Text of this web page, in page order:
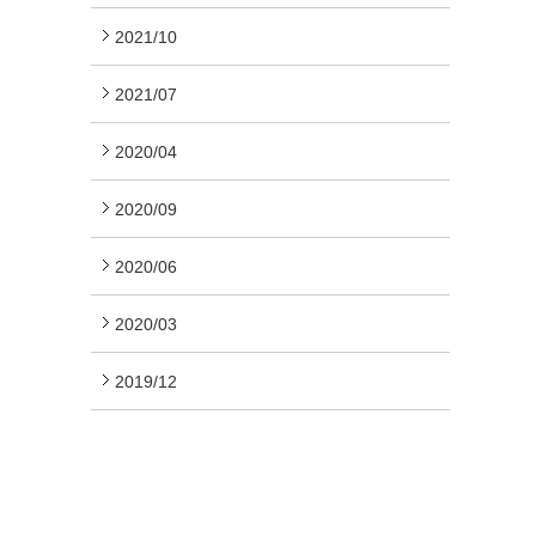
2021/10
2021/07
2020/04
2020/09
2020/06
2020/03
2019/12